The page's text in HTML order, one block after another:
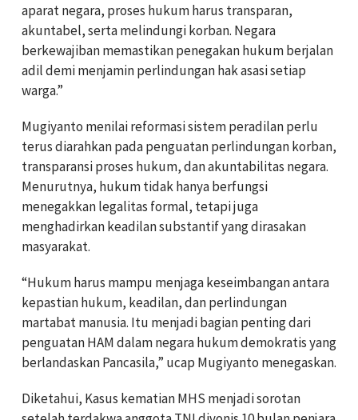
aparat negara, proses hukum harus transparan,
akuntabel, serta melindungi korban. Negara
berkewajiban memastikan penegakan hukum berjalan
adil demi menjamin perlindungan hak asasi setiap
warga.”
Mugiyanto menilai reformasi sistem peradilan perlu
terus diarahkan pada penguatan perlindungan korban,
transparansi proses hukum, dan akuntabilitas negara.
Menurutnya, hukum tidak hanya berfungsi
menegakkan legalitas formal, tetapi juga
menghadirkan keadilan substantif yang dirasakan
masyarakat.
“Hukum harus mampu menjaga keseimbangan antara
kepastian hukum, keadilan, dan perlindungan
martabat manusia. Itu menjadi bagian penting dari
penguatan HAM dalam negara hukum demokratis yang
berlandaskan Pancasila,” ucap Mugiyanto menegaskan.
Diketahui, Kasus kematian MHS menjadi sorotan